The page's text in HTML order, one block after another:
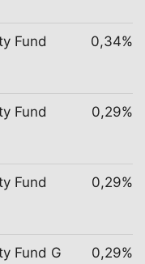
Fund
0,34%
Fund
0,29%
Fund
0,29%
Fund G
0,29%